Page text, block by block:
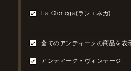
La Cienega(ラシエネガ)
全てのアンティークの商品を表
アンティーク・ヴィンテージ